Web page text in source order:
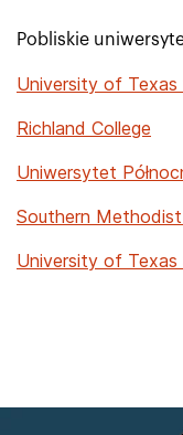
Pobliskie
University of Texas
Richland College
Uniwersytet
Southern
University of